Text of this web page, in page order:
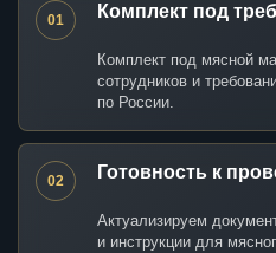
01 Комплект под
Комплект под мясной
сотрудников и
по России.
02 Готовность к
Актуализируем
и инструкции для